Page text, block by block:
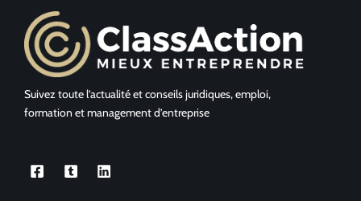
Suivez toute l’actualité et conseils juridiques, emploi,
formation et management d’entreprise